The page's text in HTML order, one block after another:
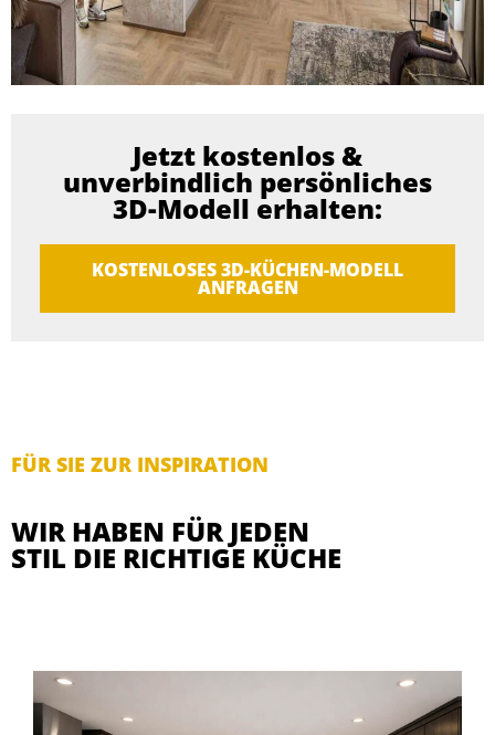
Jetzt kostenlos &
unverbindlich persönliches
3D-Modell erhalten:
KOSTENLOSES 3D-KÜCHEN-MODELL
ANFRAGEN
FÜR SIE ZUR INSPIRATION
WIR HABEN FÜR JEDEN
STIL DIE RICHTIGE KÜCHE